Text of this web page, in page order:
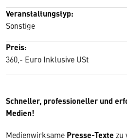
Veranstaltungstyp:
Sonstige
Preis:
360,- Euro Inklusive USt
Schneller, professioneller und
Medien!
Medienwirksame Presse-Texte zu